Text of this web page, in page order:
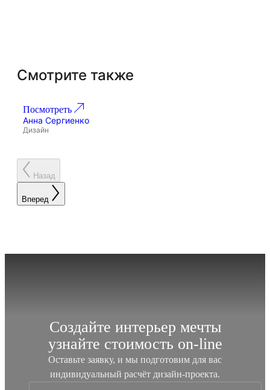
Смотрите также
Проект 268
Посмотреть
Анна Сергиенко
Дизайн
Назад
Вперед
Создайте интерьер мечты
узнайте стоимость on-line
Оставьте заявку, и мы подготовим для вас
индивидуальный расчёт дизайн-проекта.